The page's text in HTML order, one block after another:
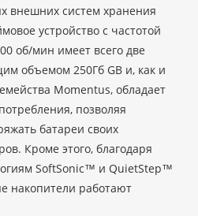
внешних систем хранения
устройство с частотой
об/мин имеет всего две
объемом 250Гб GB и, как и
Momentus, обладает
позволяя
батареи своих
Кроме этого, благодаря
SoftSonic™ и QuietStep™
накопители работают